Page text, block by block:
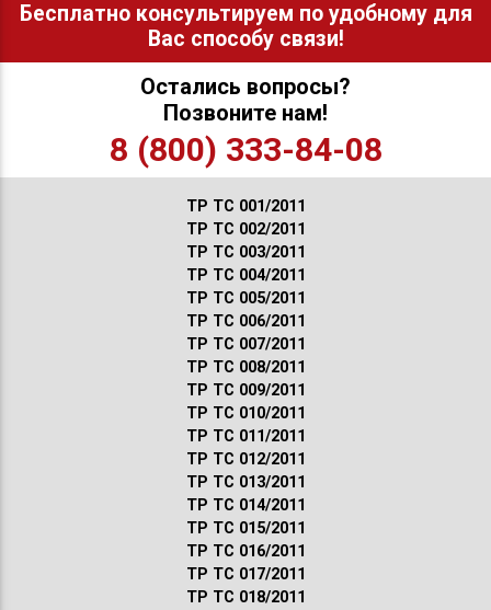
Бесплатно консультируем по удобному для
Вас способу связи!
Остались вопросы?
Позвоните нам!
8 (800) 333-84-08
ТР ТС 001/2011
ТР ТС 002/2011
ТР ТС 003/2011
ТР ТС 004/2011
ТР ТС 005/2011
ТР ТС 006/2011
ТР ТС 007/2011
ТР ТС 008/2011
ТР ТС 009/2011
ТР ТС 010/2011
ТР ТС 011/2011
ТР ТС 012/2011
ТР ТС 013/2011
ТР ТС 014/2011
ТР ТС 015/2011
ТР ТС 016/2011
ТР ТС 017/2011
ТР ТС 018/2011